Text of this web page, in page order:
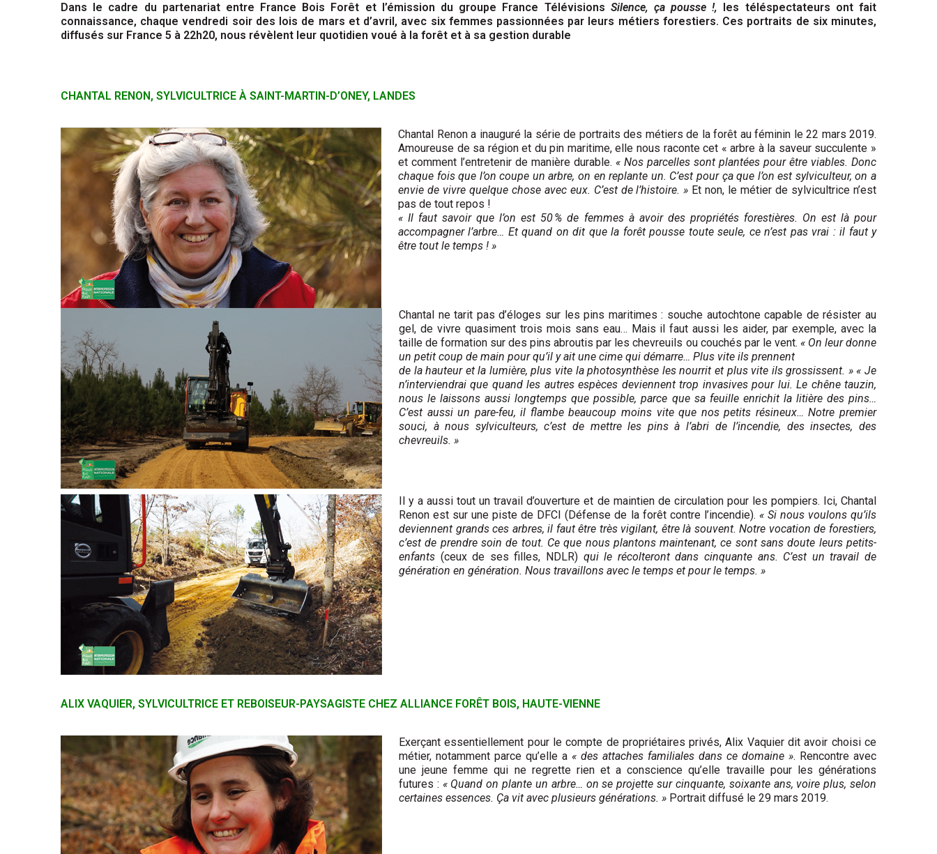
Dans le cadre du partenariat entre France Bois Forêt et l’émission du groupe France Télévisions Silence, ça pousse !, les téléspectateurs ont fait
connaissance, chaque vendredi soir des lois de mars et d’avril, avec six femmes passionnées par leurs métiers forestiers. Ces portraits de six minutes,
diffusés sur France 5 à 22h20, nous révèlent leur quotidien voué à la forêt et à sa gestion durable
CHANTAL RENON, SYLVICULTRICE À SAINT-MARTIN-D’ONEY, LANDES
Chantal Renon a inauguré la série de portraits des métiers de la forêt au féminin le 22 mars 2019.
Amoureuse de sa région et du pin maritime, elle nous raconte cet « arbre à la saveur succulente »
et comment l’entretenir de manière durable. « Nos parcelles sont plantées pour être viables. Donc
chaque fois que l’on coupe un arbre, on en replante un. C’est pour ça que l’on est sylviculteur, on a
envie de vivre quelque chose avec eux. C’est de l’histoire. » Et non, le métier de sylvicultrice n’est
pas de tout repos !
« Il faut savoir que l’on est 50 % de femmes à avoir des propriétés forestières. On est là pour
accompagner l’arbre… Et quand on dit que la forêt pousse toute seule, ce n’est pas vrai : il faut y
être tout le temps ! »
Chantal ne tarit pas d’éloges sur les pins maritimes : souche autochtone capable de résister au
gel, de vivre quasiment trois mois sans eau… Mais il faut aussi les aider, par exemple, avec la
taille de formation sur des pins abroutis par les chevreuils ou couchés par le vent. « On leur donne
un petit coup de main pour qu’il y ait une cime qui démarre… Plus vite ils prennent
de la hauteur et la lumière, plus vite la photosynthèse les nourrit et plus vite ils grossissent. » « Je
n’interviendrai que quand les autres espèces deviennent trop invasives pour lui. Le chêne tauzin,
nous le laissons aussi longtemps que possible, parce que sa feuille enrichit la litière des pins…
C’est aussi un pare-feu, il flambe beaucoup moins vite que nos petits résineux… Notre premier
souci, à nous sylviculteurs, c’est de mettre les pins à l’abri de l’incendie, des insectes, des
chevreuils. »
Il y a aussi tout un travail d’ouverture et de maintien de circulation pour les pompiers. Ici, Chantal
Renon est sur une piste de DFCI (Défense de la forêt contre l’incendie). « Si nous voulons qu’ils
deviennent grands ces arbres, il faut être très vigilant, être là souvent. Notre vocation de forestiers,
c’est de prendre soin de tout. Ce que nous plantons maintenant, ce sont sans doute leurs petits-
enfants (ceux de ses filles, NDLR) qui le récolteront dans cinquante ans. C’est un travail de
génération en génération. Nous travaillons avec le temps et pour le temps. »
ALIX VAQUIER, SYLVICULTRICE ET REBOISEUR-PAYSAGISTE CHEZ ALLIANCE FORÊT BOIS, HAUTE-VIENNE
Exerçant essentiellement pour le compte de propriétaires privés, Alix Vaquier dit avoir choisi ce
métier, notamment parce qu’elle a « des attaches familiales dans ce domaine ». Rencontre avec
une jeune femme qui ne regrette rien et a conscience qu’elle travaille pour les générations
futures : « Quand on plante un arbre… on se projette sur cinquante, soixante ans, voire plus, selon
certaines essences. Ça vit avec plusieurs générations. » Portrait diffusé le 29 mars 2019.